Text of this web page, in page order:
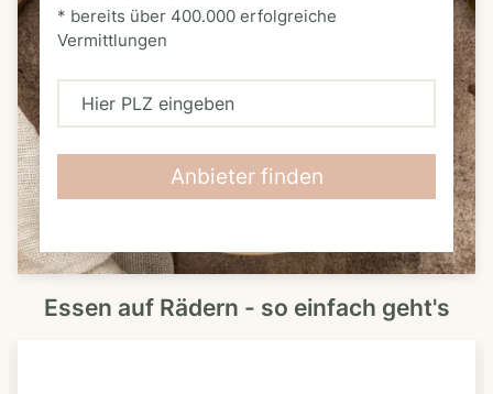
* bereits über 400.000 erfolgreiche
Vermittlungen
H
L
Z
Anbieter finden
Essen auf Rädern - so einfach geht's